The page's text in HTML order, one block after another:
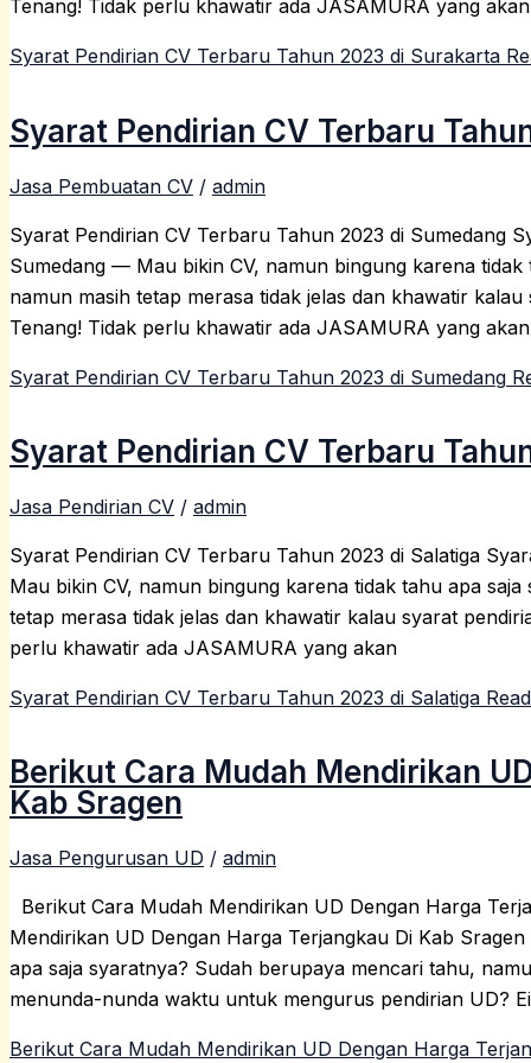
Tenang! Tidak perlu khawatir ada JASAMURA yang akan
Syarat Pendirian CV Terbaru Tahun 2023 di Surakarta
Syarat Pendirian CV Terbaru
Jasa Pembuatan CV / admin
Syarat Pendirian CV Terbaru Tahun 2023 di Sumedang
Sumedang — Mau bikin CV, namun bingung karena
namun masih tetap merasa tidak jelas dan khawatir
Tenang! Tidak perlu khawatir ada JASAMURA yang akan
Syarat Pendirian CV Terbaru Tahun 2023 di Sumedang
Syarat Pendirian CV Terbaru
Jasa Pendirian CV / admin
Syarat Pendirian CV Terbaru Tahun 2023 di Salatiga
Mau bikin CV, namun bingung karena tidak tahu apa
tetap merasa tidak jelas dan khawatir kalau syarat
perlu khawatir ada JASAMURA yang akan
Syarat Pendirian CV Terbaru Tahun 2023 di Salatiga
Berikut Cara Mudah Mendirikan
Kab Sragen
Jasa Pengurusan UD / admin
Berikut Cara Mudah Mendirikan UD Dengan Harga
Mendirikan UD Dengan Harga Terjangkau Di Kab
apa saja syaratnya? Sudah berupaya mencari tahu,
menunda-nunda waktu untuk mengurus pendirian UD?
Berikut Cara Mudah Mendirikan UD Dengan Harga